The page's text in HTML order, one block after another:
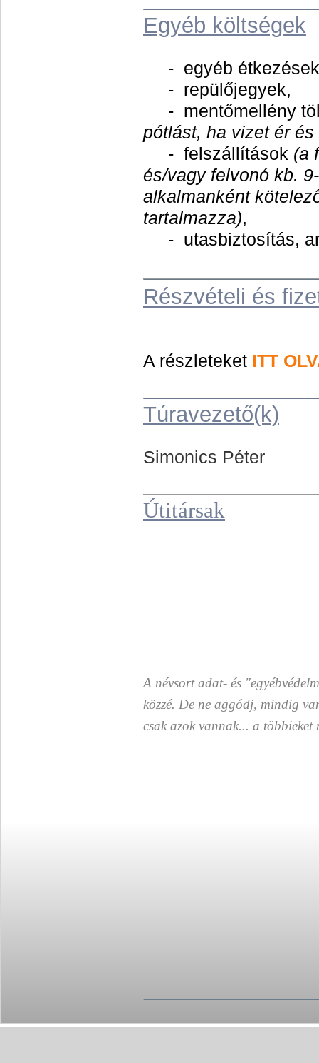
Egyéb költségek
- egyéb
- repülőjegyek,
- mentőmellény
pótlást, ha vizet ér és
- felszállítások (a
és/vagy felvonó kb.
alkalmanként
tartalmazza),
- utasbiztosítás,
Részvételi és
A részleteket ITT
Túravezető(k)
Simonics Péter
Útitársak
A névsort adat- és
közzé. De ne aggódj, mindig
csak azok vannak... a többieket